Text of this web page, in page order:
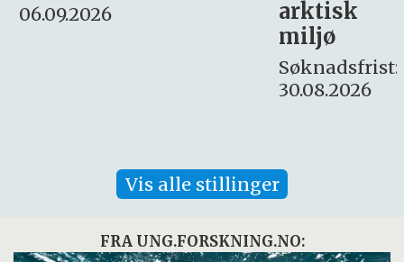
Søknadsfrist:
16. august.
Vis alle stillinger
FRA UNG.FORSKNING.NO: